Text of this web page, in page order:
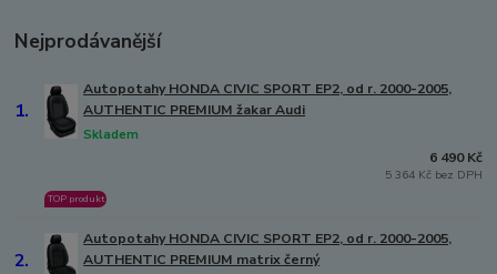
Nejprodávanější
1.
Autopotahy HONDA CIVIC SPORT EP2, od r. 2000-2005,
AUTHENTIC PREMIUM žakar Audi
Skladem
TOP produkt
6 490 Kč
5 364 Kč bez DPH
2.
Autopotahy HONDA CIVIC SPORT EP2, od r. 2000-2005,
AUTHENTIC PREMIUM matrix černý